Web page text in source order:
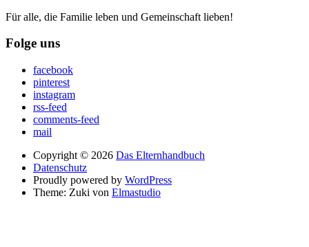
Für alle, die Familie leben und Gemeinschaft lieben!
Folge uns
facebook
pinterest
instagram
rss-feed
comments-feed
mail
Copyright © 2026 Das Elternhandbuch
Datenschutz
Proudly powered by WordPress
Theme: Zuki von Elmastudio